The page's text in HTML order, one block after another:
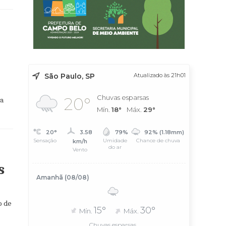
de
São Paulo, SP Atualizado às 21h01
20°
Chuvas esparsas
Mín. 18° Máx. 29°
20°
Sensação
3.58
km/h
Vento
79%
Umidade
do ar
92% (1.18mm)
Chance de chuva
Amanhã (08/08)
Mín. 15° Máx. 30°